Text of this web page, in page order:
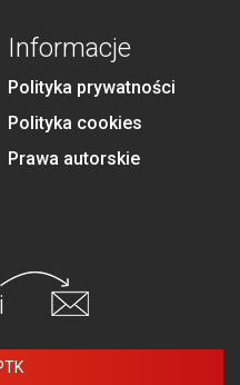
Informacje
Polityka prywatności
Polityka cookies
Prawa autorskie